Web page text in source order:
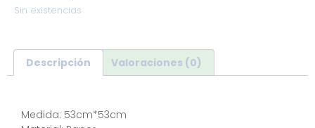
Sin existencias
Descripción Valoraciones (0)
Medida: 53cm*53cm